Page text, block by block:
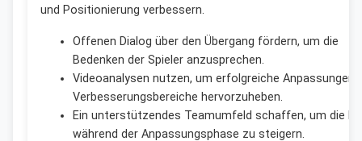
und Positionierung verbessern.
Offenen Dialog über den Übergang fördern, um die
Bedenken der Spieler anzusprechen.
Videoanalysen nutzen, um erfolgreiche Anpassungen
Verbesserungsbereiche hervorzuheben.
Ein unterstützendes Teamumfeld schaffen, um die
während der Anpassungsphase zu steigern.